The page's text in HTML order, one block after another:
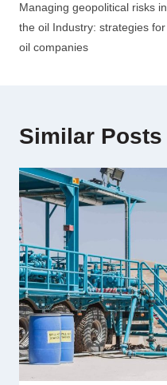
Managing geopolitical risks in
the oil Industry: strategies for
oil companies
Similar Posts